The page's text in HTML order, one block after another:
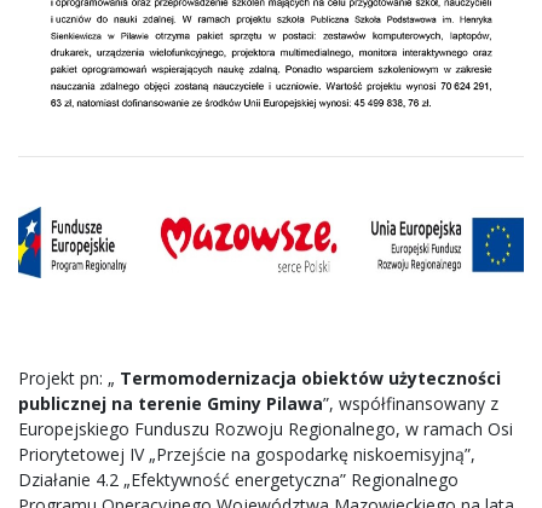
Projekt pn: „ Termomodernizacja obiektów użyteczności
publicznej na terenie Gminy Pilawa”, współfinansowany z
Europejskiego Funduszu Rozwoju Regionalnego, w ramach Osi
Priorytetowej IV „Przejście na gospodarkę niskoemisyjną”,
Działanie 4.2 „Efektywność energetyczna” Regionalnego